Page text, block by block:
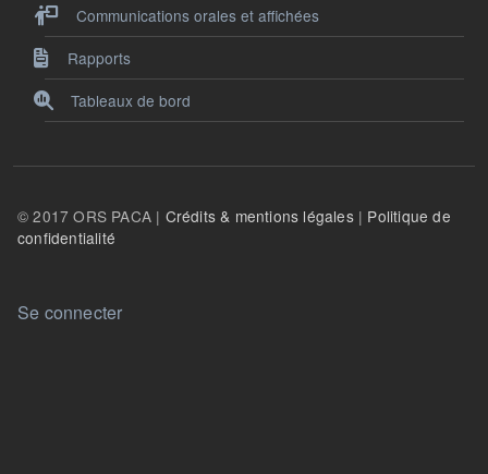
Communications orales et affichées
Rapports
Tableaux de bord
© 2017 ORS PACA | Crédits & mentions légales| Politique de
confidentialité
User account menu
Se connecter